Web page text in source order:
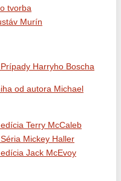
tvorba
Murín
Harryho Boscha
od autora Michael
Terry McCaleb
Mickey Haller
Jack McEvoy